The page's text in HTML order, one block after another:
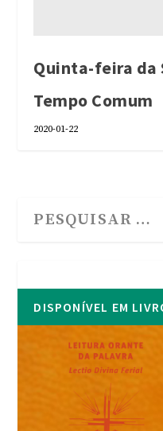
Quinta-feira da
Tempo Comum
2020-01-22
DISPONÍVEL EM